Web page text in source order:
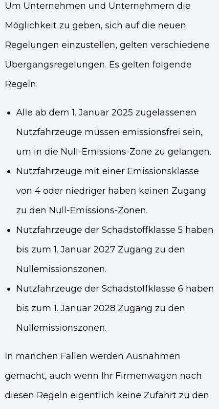
Um Unternehmen und Unternehmern die
Möglichkeit zu geben, sich auf die neuen
Regelungen einzustellen, gelten verschiedene
Übergangsregelungen. Es gelten folgende
Regeln:
Alle ab dem 1. Januar 2025 zugelassenen
Nutzfahrzeuge müssen emissionsfrei sein,
um in die Null-Emissions-Zone zu gelangen.
Nutzfahrzeuge mit einer Emissionsklasse
von 4 oder niedriger haben keinen Zugang
zu den Null-Emissions-Zonen.
Nutzfahrzeuge der Schadstoffklasse 5 haben
bis zum 1. Januar 2027 Zugang zu den
Nullemissionszonen.
Nutzfahrzeuge der Schadstoffklasse 6 haben
bis zum 1. Januar 2028 Zugang zu den
Nullemissionszonen.
In manchen Fällen werden Ausnahmen
gemacht, auch wenn Ihr Firmenwagen nach
diesen Regeln eigentlich keine Zufahrt zu den